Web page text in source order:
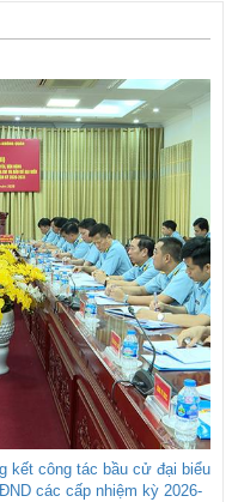
kết công tác bầu cử đại biểu
các cấp nhiệm kỳ 2026-